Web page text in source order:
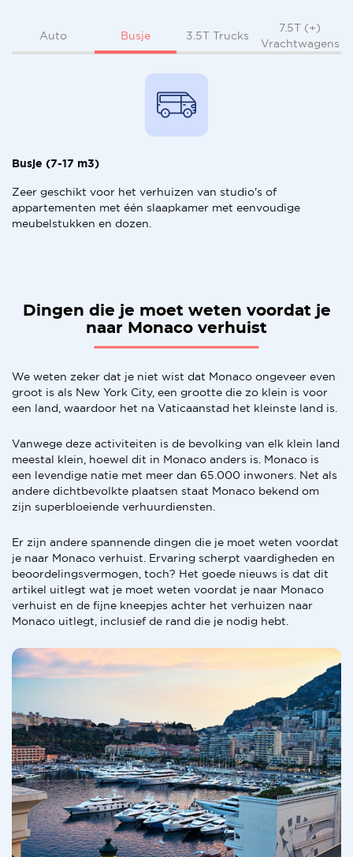
Auto Busje 3.5T Trucks
7.5T (+)
Vrachtwagens
Busje (7-17 m3)
Zeer geschikt voor het verhuizen van studio's of
appartementen met één slaapkamer met eenvoudige
meubelstukken en dozen.
Dingen die je moet weten voordat je
naar Monaco verhuist
We weten zeker dat je niet wist dat Monaco ongeveer even
groot is als New York City, een grootte die zo klein is voor
een land, waardoor het na Vaticaanstad het kleinste land is.
Vanwege deze activiteiten is de bevolking van elk klein land
meestal klein, hoewel dit in Monaco anders is. Monaco is
een levendige natie met meer dan 65.000 inwoners. Net als
andere dichtbevolkte plaatsen staat Monaco bekend om
zijn superbloeiende verhuurdiensten.
Er zijn andere spannende dingen die je moet weten voordat
je naar Monaco verhuist. Ervaring scherpt vaardigheden en
beoordelingsvermogen, toch? Het goede nieuws is dat dit
artikel uitlegt wat je moet weten voordat je naar Monaco
verhuist en de fijne kneepjes achter het verhuizen naar
Monaco uitlegt, inclusief de rand die je nodig hebt.